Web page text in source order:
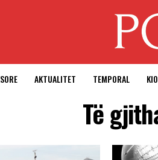
AKTUALITET TEMPORAL
Të